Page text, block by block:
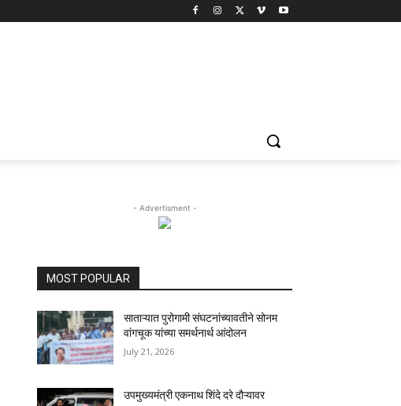
- Advertisment -
MOST POPULAR
साताऱ्यात पुरोगामी संघटनांच्यावतीने सोनम
वांगचूक यांच्या समर्थनार्थ आंदोलन
July 21, 2026
उपमुख्यमंत्री एकनाथ शिंदे दरे दौऱ्यावर